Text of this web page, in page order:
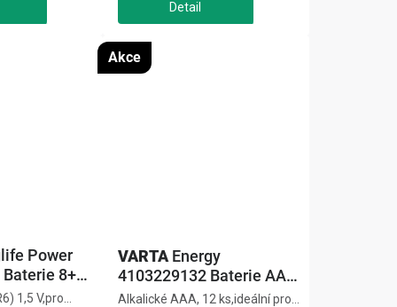
Power
8+2
1,5 V,pro
VARTA Energy
4103229132 Baterie AAA,
12 ks
Akce
Alkalické AAA, 12 ks,ideální pro